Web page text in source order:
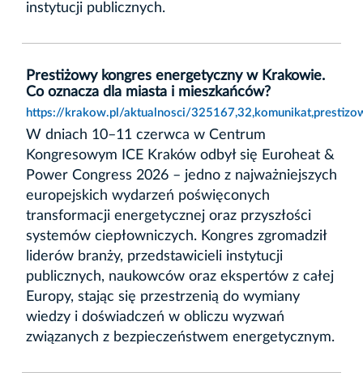
instytucji publicznych.
Prestiżowy kongres energetyczny w Krakowie.
Co oznacza dla miasta i mieszkańców?
https://krakow.pl/aktualnosci/
W dniach 10–11 czerwca w Centrum
Kongresowym ICE Kraków odbył się Euroheat &
Power Congress 2026 – jedno z najważniejszych
europejskich wydarzeń poświęconych
transformacji energetycznej oraz przyszłości
systemów ciepłowniczych. Kongres zgromadził
liderów branży, przedstawicieli instytucji
publicznych, naukowców oraz ekspertów z całej
Europy, stając się przestrzenią do wymiany
wiedzy i doświadczeń w obliczu wyzwań
związanych z bezpieczeństwem energetycznym.